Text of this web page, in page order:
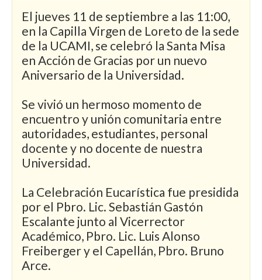
El jueves 11 de septiembre a las 11:00,
en la Capilla Virgen de Loreto de la sede
de la UCAMI, se celebró la Santa Misa
en Acción de Gracias por un nuevo
Aniversario de la Universidad.
Se vivió un hermoso momento de
encuentro y unión comunitaria entre
autoridades, estudiantes, personal
docente y no docente de nuestra
Universidad.
La Celebración Eucarística fue presidida
por el Pbro. Lic. Sebastián Gastón
Escalante junto al Vicerrector
Académico, Pbro. Lic. Luis Alonso
Freiberger y el Capellán, Pbro. Bruno
Arce.